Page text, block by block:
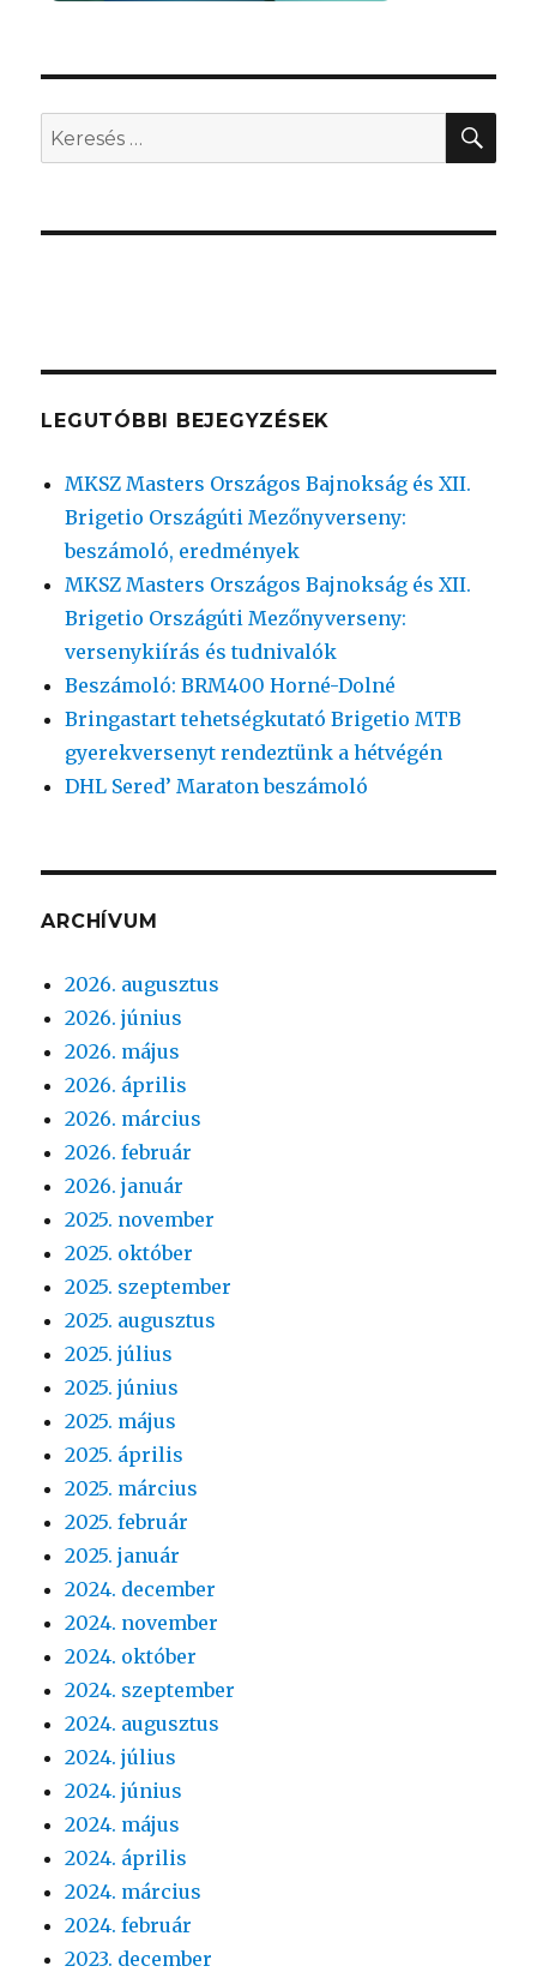
Keresés
a
kifejezésre:
LEGUTÓBBI BEJEGYZÉSEK
MKSZ Masters Országos Bajnokság és XII.
Brigetio Országúti Mezőnyverseny:
beszámoló, eredmények
MKSZ Masters Országos Bajnokság és XII.
Brigetio Országúti Mezőnyverseny:
versenykiírás és tudnivalók
Beszámoló: BRM400 Horné-Dolné
Bringastart tehetségkutató Brigetio MTB
gyerekversenyt rendeztünk a hétvégén
DHL Sered’ Maraton beszámoló
ARCHÍVUM
2026. augusztus
2026. június
2026. május
2026. április
2026. március
2026. február
2026. január
2025. november
2025. október
2025. szeptember
2025. augusztus
2025. július
2025. június
2025. május
2025. április
2025. március
2025. február
2025. január
2024. december
2024. november
2024. október
2024. szeptember
2024. augusztus
2024. július
2024. június
2024. május
2024. április
2024. március
2024. február
2023. december